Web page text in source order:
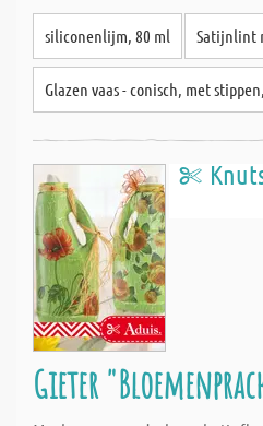
siliconenlijm, 80 ml Satijnlint
Glazen vaas - conisch, met
Gieter